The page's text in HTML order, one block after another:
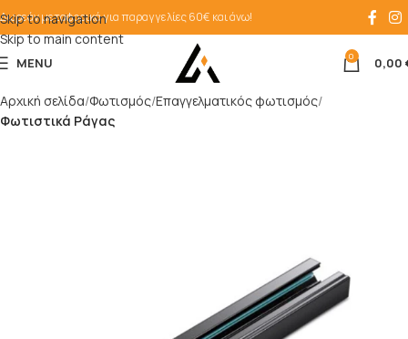
Skip to navigation
Skip to main content
Δωρεάν μεταφορικά για παραγγελίες 60€ και άνω!
MENU 0 0,00
Αρχική σελίδα Φωτισμός Επαγγελματικός φωτισμός
Φωτιστικά Ράγας